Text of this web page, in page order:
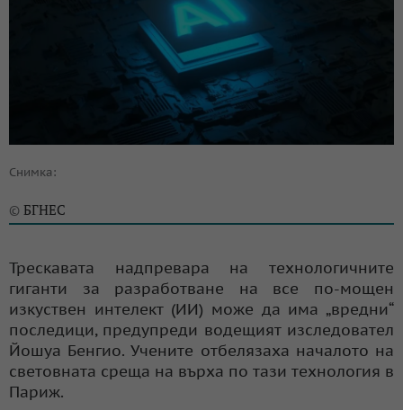
Снимка:
© БГНЕС
Трескавата надпревара на технологичните
гиганти за разработване на все по-мощен
изкуствен интелект (ИИ) може да има „вредни“
последици, предупреди водещият изследовател
Йошуа Бенгио. Учените отбелязаха началото на
световната среща на върха по тази технология в
Париж.